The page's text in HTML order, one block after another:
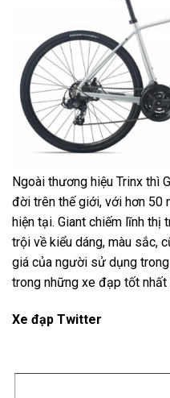
Ngoài thương hiệu Trinx thì
đời trên thế giới, với hơn 50
hiện tại. Giant chiếm lĩnh
trội về kiểu dáng, màu sắc,
giá của người sử dụng
trong những xe đạp tốt nhất
Xe đạp Twitter